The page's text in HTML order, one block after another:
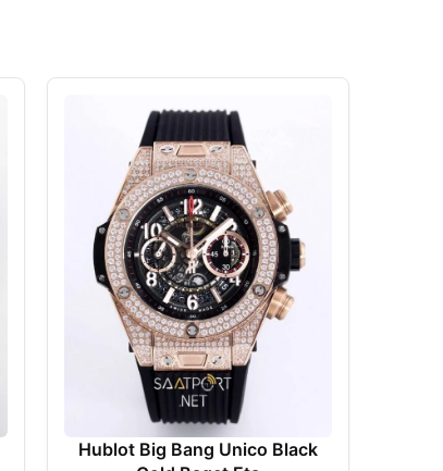
Hublot Big Bang Unico Black